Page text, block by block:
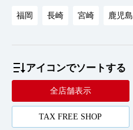
福岡 長崎 宮崎 鹿児島
アイコンでソートする
全店舗表示
TAX FREE SHOP